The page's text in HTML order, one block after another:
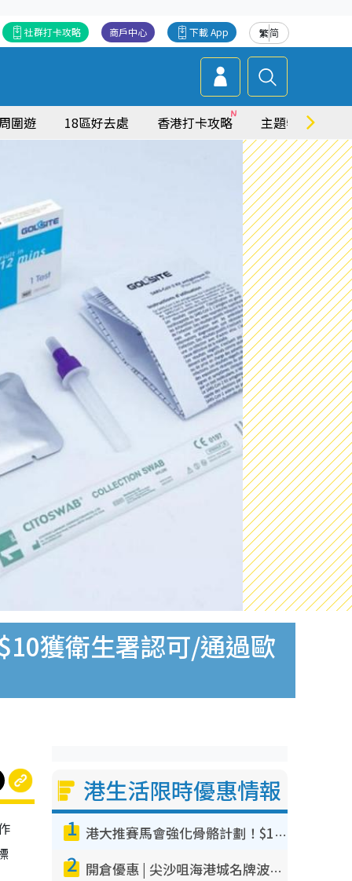
繁简
下載 App
商戶中心
社群打卡攻略
圍遊 18區好去處 香港打卡攻略 主題特集
獲衛生署認可/通過歐
港生活限時優惠情報
1 港大推賽馬會強化骨骼計劃！$100骨質密度X光檢查 完成免費運動訓練送超市禮券！附參加資格
2 開倉優惠 | 尖沙咀海港城名牌波鞋開倉低至1折！On鞋$899起／Joy&Peace鞋履$98起